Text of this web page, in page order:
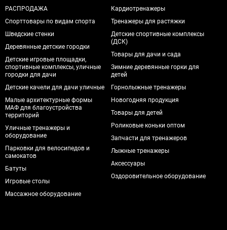
РАСПРОДАЖА
Спорттовары по видам спорта
Шведские стенки
Деревянные детские городки
Детские игровые площадки,
спортивные комплексы, уличные
городки для дачи
Детские качели для дачи уличные
Малые архитектурные формы
МАФ для благоустройства
территорий
Уличные тренажеры и
оборудование
Парковки для велосипедов и
самокатов
Батуты
Игровые столы
Массажное оборудование
Кардиотренажеры
Тренажеры для растяжки
Детские спортивные комплексы
(ДСК)
Товары для дачи и сада
Зимние деревянные горки для
детей
Горнолыжные тренажеры
Новогодняя продукция
Товары для детей
Роликовые коньки оптом
Запчасти для тренажеров
Лыжные тренажеры
Аксессуары
Оздоровительное оборудование